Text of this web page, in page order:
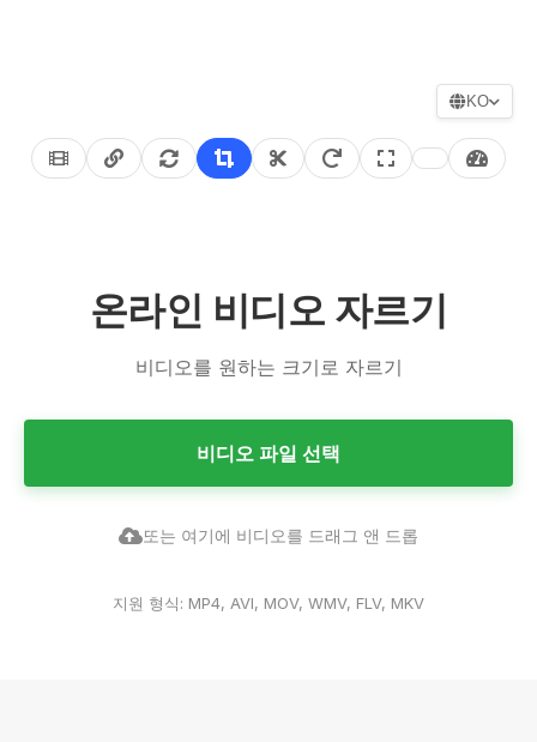
KO
온라인 비디오 자르기
비디오를 원하는 크기로 자르기
비디오 파일 선택
또는 여기에 비디오를 드래그 앤 드롭
지원 형식: MP4, AVI, MOV, WMV, FLV, MKV